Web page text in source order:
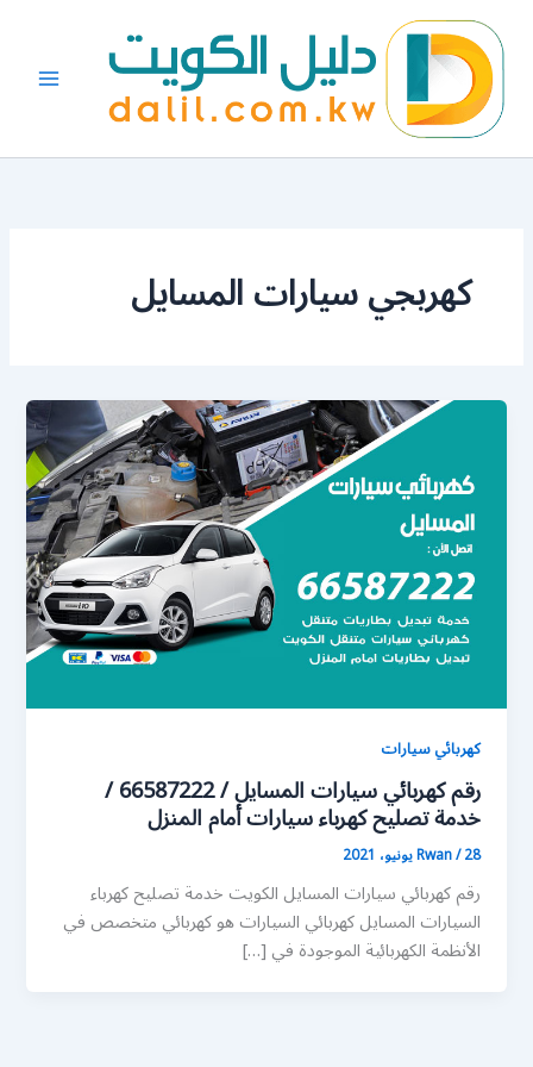
المحتوى
كهربجي سيارات المسايل
كهربائي سيارات
رقم كهربائي سيارات المسايل / 66587222 /
خدمة تصليح كهرباء سيارات أمام المنزل
Rwan/28 يونيو، 2021
رقم كهربائي سيارات المسايل الكويت خدمة تصليح كهرباء
السيارات المسايل كهربائي السيارات هو كهربائي متخصص في
الأنظمة الكهربائية الموجودة في […]